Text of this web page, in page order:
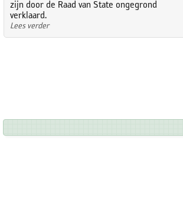
zijn door de Raad van State ongegrond
verklaard.
Lees verder